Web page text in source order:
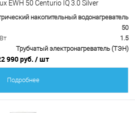
EWH 50 Centurio IQ 3.0 Silver
накопительный водонагреватель
50
1.5
Трубчатый электронагреватель (ТЭН)
990 руб. / шт
Подробнее